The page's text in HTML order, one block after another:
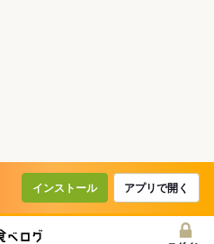
インストール アプリで開く